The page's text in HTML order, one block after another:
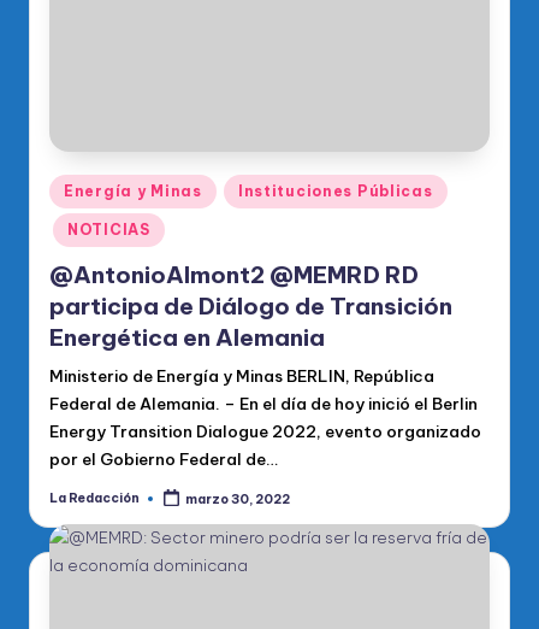
Publicado
en
Energía y Minas Instituciones Públicas
NOTICIAS
@AntonioAlmont2 @MEMRD RD
participa de Diálogo de Transición
Energética en Alemania
Ministerio de Energía y Minas BERLIN, República
Federal de Alemania. – En el día de hoy inició el Berlin
Energy Transition Dialogue 2022, evento organizado
por el Gobierno Federal de…
Publicado
La Redacción marzo 30, 2022